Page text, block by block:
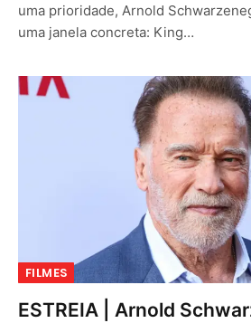
uma prioridade, Arnold
uma janela concreta: King…
FILMES
ESTREIA | Arnold